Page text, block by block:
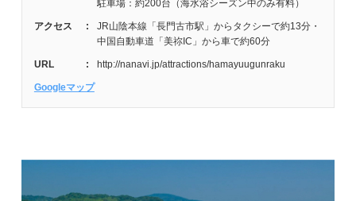
駐車場：約200台（海水浴シーズン中のみ有料）
アクセス :
JR山陰本線「長門古市駅」からタクシーで約13分・
中国自動車道「美祢IC」から車で約60分
URL : http://nanavi.jp/attractions/hamayuugunraku
Googleマップ